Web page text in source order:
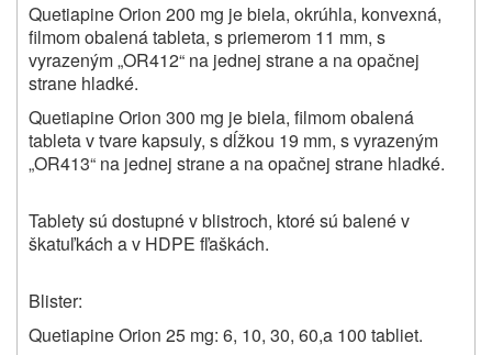
Quetiapine Orion 200 mg je biela, okrúhla, konvexná,
filmom obalená tableta, s priemerom 11 mm, s
vyrazeným „OR412“ na jednej strane a na opačnej
strane hladké.
Quetiapine Orion 300 mg je biela, filmom obalená
tableta v tvare kapsuly, s dĺžkou 19 mm, s vyrazeným
„OR413“ na jednej strane a na opačnej strane hladké.
Tablety sú dostupné v blistroch, ktoré sú balené v
škatuľkách a v HDPE fľaškách.
Blister:
Quetiapine Orion 25 mg: 6, 10, 30, 60,a 100 tabliet.